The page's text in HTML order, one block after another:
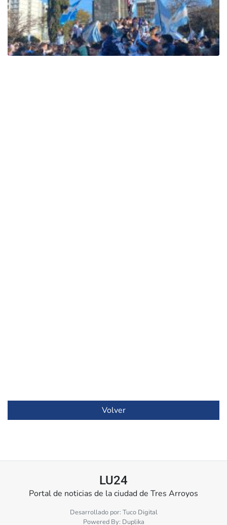
Volver
LU24
Portal de noticias de la ciudad de Tres Arroyos
Desarrollado por: Tuco Digital
Powered By: Duplika